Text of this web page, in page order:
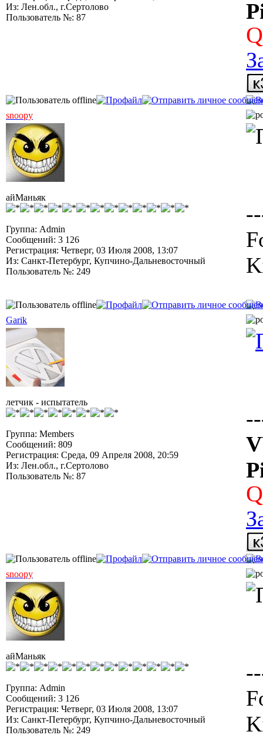
Из: Лен.обл., г.Сертолово
Пользователь №: 87
snoopy
айМаньяк
Группа: Admin
Сообщений: 3 126
Регистрация: Четверг, 03 Июля 2008, 13:07
Из: Санкт-Петербург, Купчино-Дальневосточный
Пользователь №: 249
Garik
летчик - испытатель
Группа: Members
Сообщений: 809
Регистрация: Среда, 09 Апреля 2008, 20:59
Из: Лен.обл., г.Сертолово
Пользователь №: 87
snoopy
айМаньяк
Группа: Admin
Сообщений: 3 126
Регистрация: Четверг, 03 Июля 2008, 13:07
Из: Санкт-Петербург, Купчино-Дальневосточный
Пользователь №: 249